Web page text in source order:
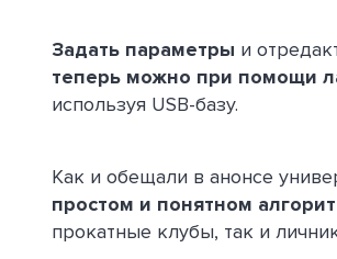
Задать параметры и
теперь можно при помощи
используя USB-базу.
Как и обещали в анонсе
простом и понятном
прокатные клубы, так и